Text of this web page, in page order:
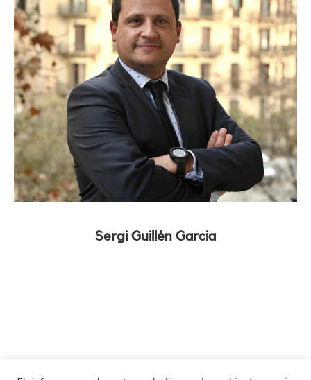
Sergi Guillén Garcia